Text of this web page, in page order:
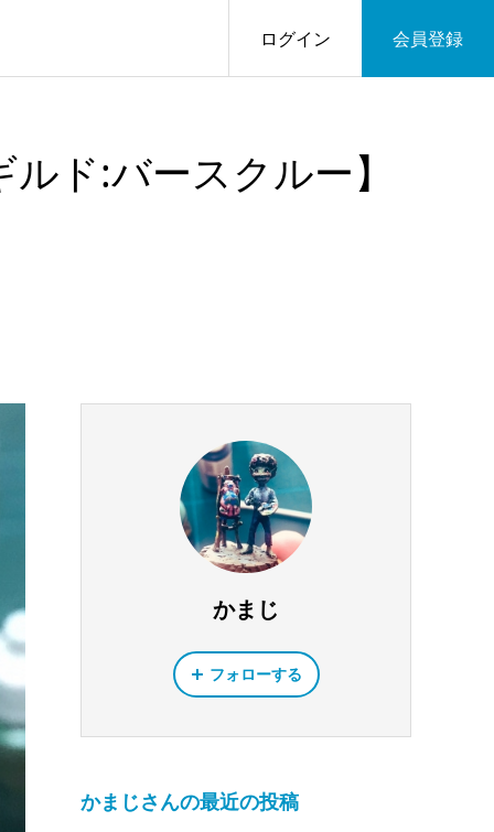
ログイン 会員登録
ド:バースクルー】
かまじ
フォローする
かまじさんの最近の投稿